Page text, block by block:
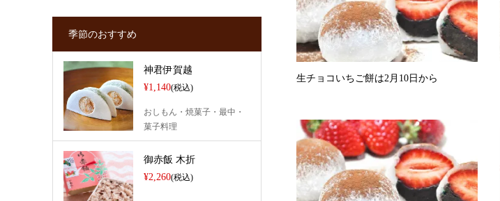
生チョコいちご餅は2月10日から
季節のおすすめ
神君伊賀越
¥1,140(税込)
おしもん・焼菓子・最中・
菓子料理
御赤飯 木折
¥2,260(税込)